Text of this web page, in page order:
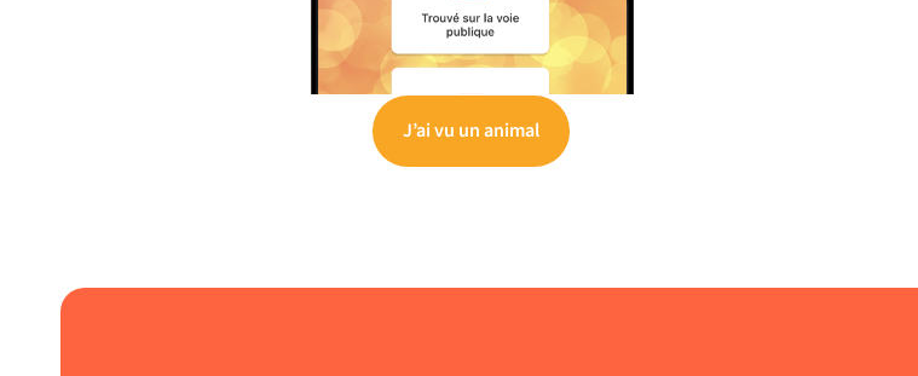
J’ai vu un animal